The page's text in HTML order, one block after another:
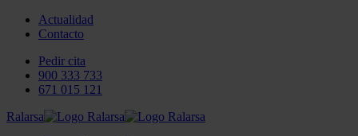
Actualidad
Contacto
Pedir cita
900 333 733
671 015 121
Ralarsa